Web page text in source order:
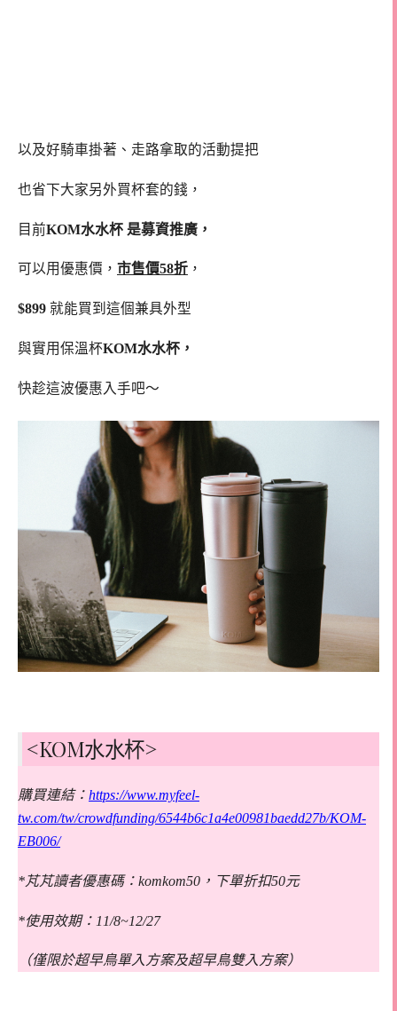
以及好騎車掛著、走路拿取的活動提把
也省下大家另外買杯套的錢，
目前KOM水水杯 是募資推廣，
可以用優惠價， 市售價58折 ，
$899 就能買到這個兼具外型
與實用保溫杯KOM水水杯，
快趁這波優惠入手吧～
<KOM水水杯>
購買連結： https://www.myfeel-
tw.com/tw/crowdfunding/6544b6c1a4e00981baedd27b/KOM-
EB006/
*芃芃讀者優惠碼：komkom50，下單折扣50元
*使用效期：11/8~12/27
（僅限於超早鳥單入方案及超早鳥雙入方案）